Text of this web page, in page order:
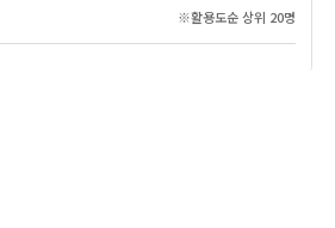
※활용도순 상위 20명